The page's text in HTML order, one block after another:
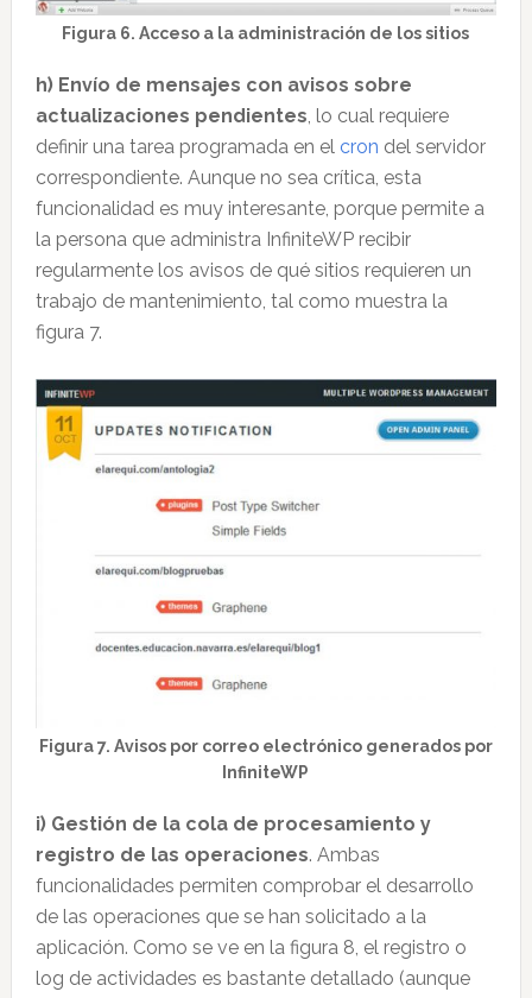
Figura 6. Acceso a la administración de los sitios
h) Envío de mensajes con avisos sobre
actualizaciones pendientes, lo cual requiere
definir una tarea programada en el cron del servidor
correspondiente. Aunque no sea crítica, esta
funcionalidad es muy interesante, porque permite a
la persona que administra InfiniteWP recibir
regularmente los avisos de qué sitios requieren un
trabajo de mantenimiento, tal como muestra la
figura 7.
Figura 7. Avisos por correo electrónico generados por
InfiniteWP
i) Gestión de la cola de procesamiento y
registro de las operaciones. Ambas
funcionalidades permiten comprobar el desarrollo
de las operaciones que se han solicitado a la
aplicación. Como se ve en la figura 8, el registro o
log de actividades es bastante detallado (aunque